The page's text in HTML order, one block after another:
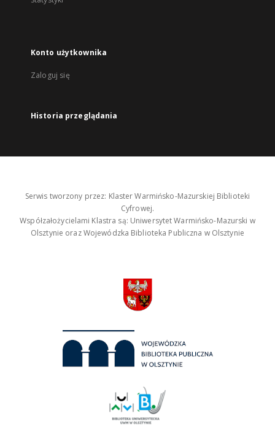
Konto użytkownika
Zaloguj się
Historia przeglądania
Serwis tworzony przez: Klaster Warmińsko-Mazurskiej Biblioteki
Cyfrowej.
Współzałożycielami Klastra są: Uniwersytet Warmińsko-Mazurski w
Olsztynie oraz Wojewódzka Biblioteka Publiczna w Olsztynie